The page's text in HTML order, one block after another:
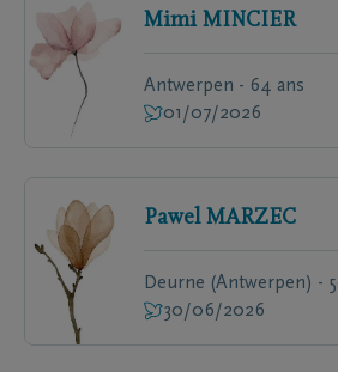
Mimi MINCIER
Antwerpen - 64 ans
01/07/2026
Pawel MARZEC
Deurne (Antwerpen) -
30/06/2026